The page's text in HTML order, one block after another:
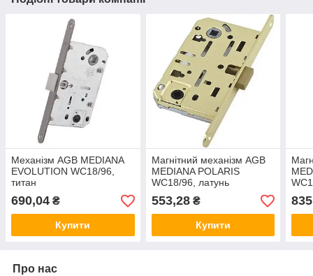
Механізм AGB MEDIANA
EVOLUTION WC18/96,
титан
690,04 ₴
Купити
Магнітний механізм AGB
MEDIANA POLARIS
WC18/96, латунь
553,28₴
Купити
Про нас